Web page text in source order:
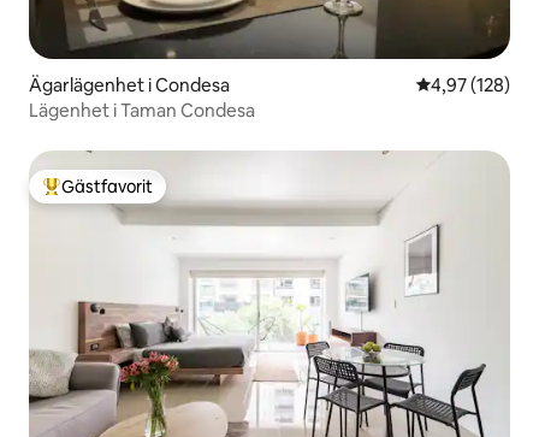
Ägarlägenhet i Condesa 4,97 av 5 i
4,97 (128)
Lägenhet i Taman Condesa
Populär gästfavorit
Gästfavorit